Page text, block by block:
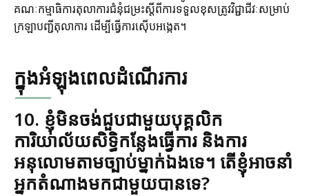
គណៈកម្មាធិការតុលាការជំនុំជម្រះស្តីពីការទទួលខុសត្រូវវិជ្ជាជីវៈសម្រាប់
ក្រឡាបញ្ជីតុលាការ ដើម្បីធ្វើការស៊ើបអង្កេត។
ក្នុងអំឡុងពេលដំណើរការ
10. ខ្ញុំមិនចង់ជួបជាមួយបុគ្គលិក
ការិយាល័យសិទ្ធិកន្លែងធ្វើការ និងការ
អនុលោមតាមច្បាប់ម្នាក់ឯងទេ។ តើខ្ញុំអាចនាំ
អ្នកតំណាងមកជាមួយបានទេ?